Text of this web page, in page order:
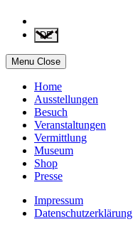
DE
Menu Close
Home
Ausstellungen
Besuch
Veranstaltungen
Vermittlung
Museum
Shop
Presse
Impressum
Datenschutzerklärung